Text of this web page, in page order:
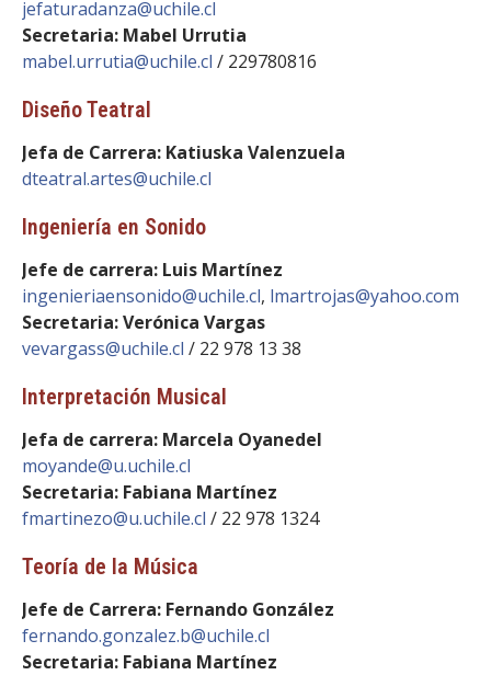
jefaturadanza@uchile.cl
Secretaria: Mabel Urrutia
mabel.urrutia@uchile.cl / 229780816
Diseño Teatral
Jefa de Carrera: Katiuska Valenzuela
dteatral.artes@uchile.cl
Ingeniería en Sonido
Jefe de carrera: Luis Martínez
ingenieriaensonido@uchile.cl, lmartrojas@yahoo.com
Secretaria: Verónica Vargas
vevargass@uchile.cl / 22 978 13 38
Interpretación Musical
Jefa de carrera: Marcela Oyanedel
moyande@u.uchile.cl
Secretaria: Fabiana Martínez
fmartinezo@u.uchile.cl / 22 978 1324
Teoría de la Música
Jefe de Carrera: Fernando González
fernando.gonzalez.b@uchile.cl
Secretaria: Fabiana Martínez